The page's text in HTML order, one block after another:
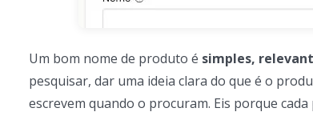
Um bom nome de produto é simples,
pesquisar, dar uma ideia clara do que é o
escrevem quando o procuram. Eis porque